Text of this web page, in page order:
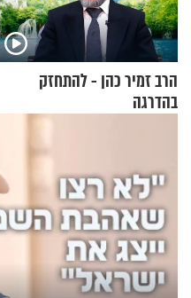
הרב זמיר כהן - להתחזק
בהדרגה